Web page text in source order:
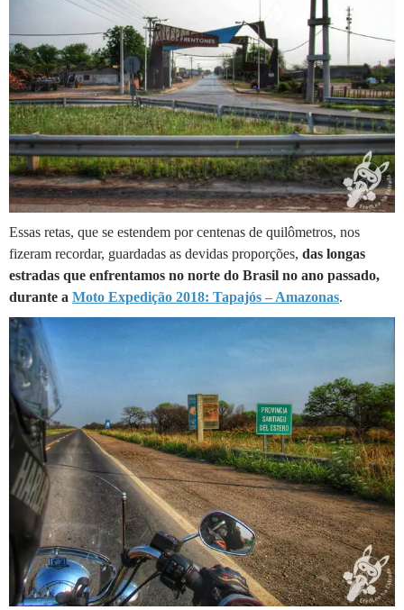
Essas retas, que se estendem por centenas de quilômetros, nos
fizeram recordar, guardadas as devidas proporções, das longas
estradas que enfrentamos no norte do Brasil no ano passado,
durante a Moto Expedição 2018: Tapajós – Amazonas.